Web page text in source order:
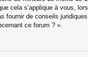
cela s’applique à vous,
fournir de conseils
ce forum ? ».